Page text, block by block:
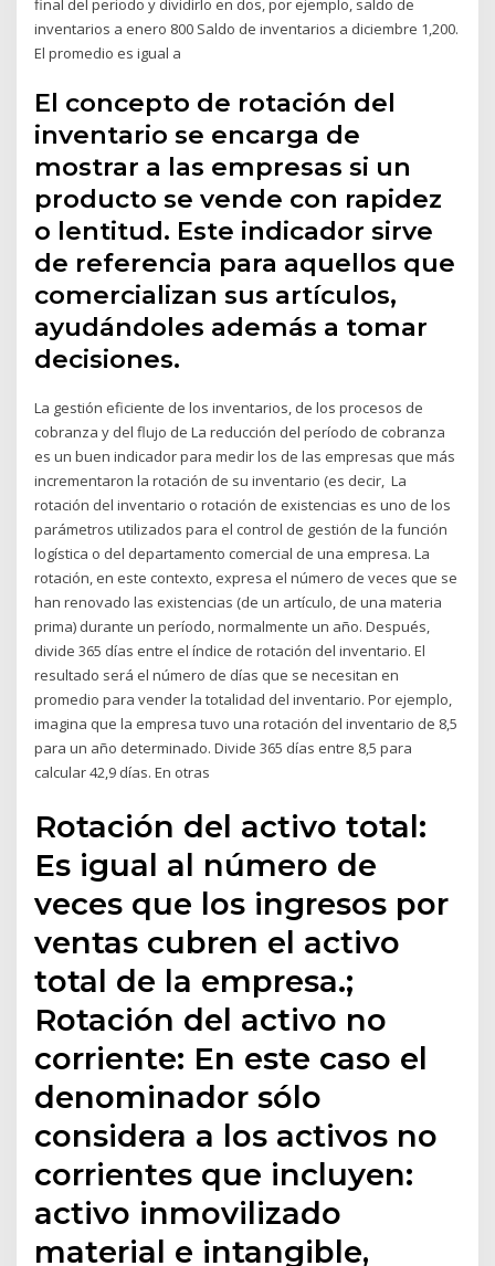
final del periodo y dividirlo en dos, por ejemplo, saldo de
inventarios a enero 800 Saldo de inventarios a diciembre 1,200.
El promedio es igual a
El concepto de rotación del
inventario se encarga de
mostrar a las empresas si un
producto se vende con rapidez
o lentitud. Este indicador sirve
de referencia para aquellos que
comercializan sus artículos,
ayudándoles además a tomar
decisiones.
La gestión eficiente de los inventarios, de los procesos de
cobranza y del flujo de La reducción del período de cobranza
es un buen indicador para medir los de las empresas que más
incrementaron la rotación de su inventario (es decir, La
rotación del inventario o rotación de existencias es uno de los
parámetros utilizados para el control de gestión de la función
logística o del departamento comercial de una empresa. La
rotación, en este contexto, expresa el número de veces que se
han renovado las existencias (de un artículo, de una materia
prima) durante un período, normalmente un año. Después,
divide 365 días entre el índice de rotación del inventario. El
resultado será el número de días que se necesitan en
promedio para vender la totalidad del inventario. Por ejemplo,
imagina que la empresa tuvo una rotación del inventario de 8,5
para un año determinado. Divide 365 días entre 8,5 para
calcular 42,9 días. En otras
Rotación del activo total:
Es igual al número de
veces que los ingresos por
ventas cubren el activo
total de la empresa.;
Rotación del activo no
corriente: En este caso el
denominador sólo
considera a los activos no
corrientes que incluyen:
activo inmovilizado
material e intangible,